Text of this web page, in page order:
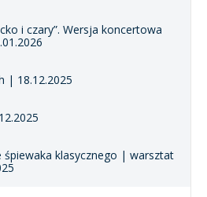
i czary”. Wersja koncertowa
| 18.12.2025
śpiewaka klasycznego | warsztat